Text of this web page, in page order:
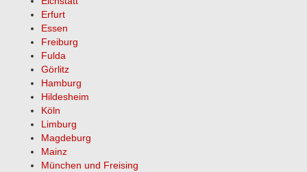
Erfurt
Essen
Freiburg
Fulda
Görlitz
Hamburg
Hildesheim
Köln
Limburg
Magdeburg
Mainz
München und Freising